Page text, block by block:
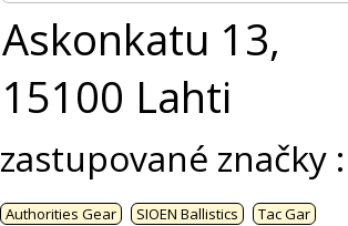
Askonkatu 13,
15100 Lahti
zastupované značky :
Authorities Gear SIOEN Ballistics Tac Gar